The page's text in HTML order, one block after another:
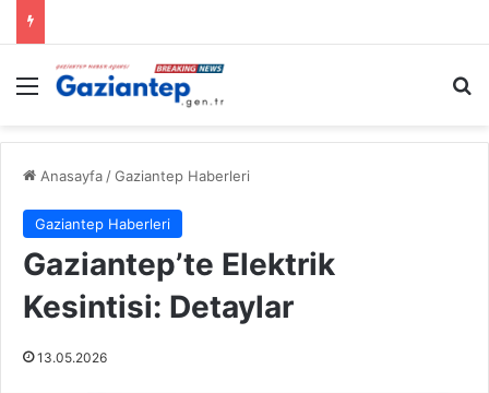
Menü
Anasayfa /Gaziantep Haberleri
Gaziantep Haberleri
Gaziantep’te Elektrik
Kesintisi: Detaylar
13.05.2026